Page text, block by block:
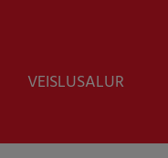
VEISLUSALUR